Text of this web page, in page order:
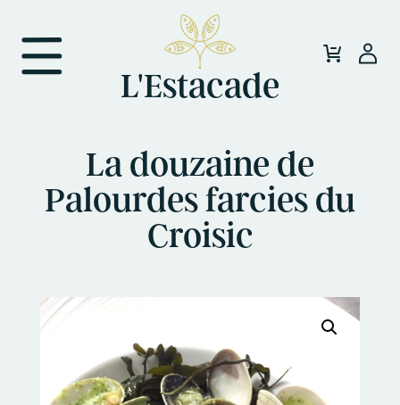
L'Estacade
La douzaine de
Palourdes farcies du
Croisic